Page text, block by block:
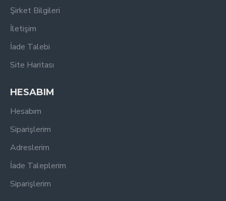
Şirket Bilgileri
İletişim
İade Talebi
Site Haritası
HESABIM
Hesabım
Siparişlerim
Adreslerim
İade Taleplerim
Siparişlerim